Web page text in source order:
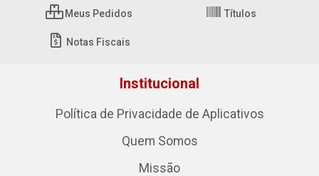
Meus Pedidos Títulos
Notas Fiscais
Institucional
Política de Privacidade de Aplicativos
Quem Somos
Missão